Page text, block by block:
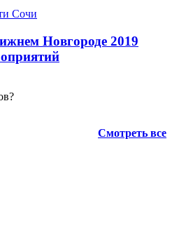
Новгороде 2019
Смотреть все